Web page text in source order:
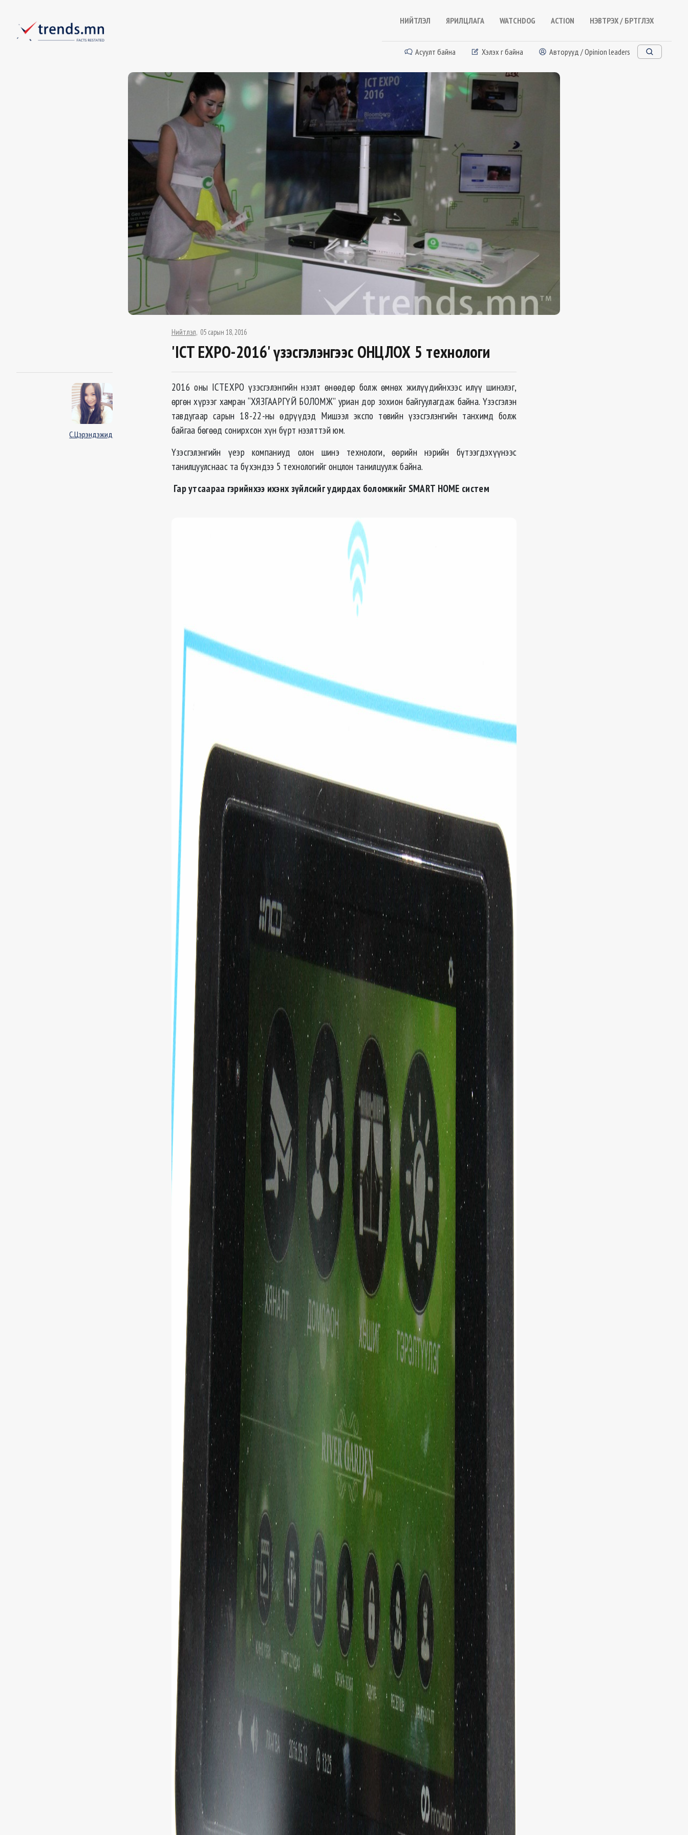
НИЙТЛЭЛ ЯРИЛЦЛАГА WATCHDOG ACTION НЭВТРЭХ / БҮРТГҮҮЛЭХ
Асуулт байна Хэлэх үг байна Авторууд / Opinion leaders
Нийтлэл 05 сарын 18, 2016
'ICT EXPO-2016' үзэсгэлэнгээс ОНЦЛОХ 5 технологи
С.Цэрэндэжид
2016 оны ICTEXPO үзэсгэлэнгийн нээлт өнөөдөр болж өмнөх жилүүдийнхээс илүү шинэлэг,
өргөн хүрээг хамран “ХЯЗГААРГҮЙ БОЛОМЖ” уриан дор зохион байгуулагдаж байна. Үзэсгэлэн
тавдугаар сарын 18-22-ны өдрүүдэд Мишээл экспо төвийн үзэсгэлэнгийн танхимд болж
байгаа бөгөөд сонирхсон хүн бүрт нээлттэй юм.
Үзэсгэлэнгийн үеэр компаниуд олон шинэ технологи, өөрийн нэрийн бүтээгдэхүүнээс
танилцуулснаас та бүхэндээ 5 технологийг онцлон танилцуулж байна.
Гар утсаараа гэрийнхээ ихэнх зүйлсийг удирдах боломжийг SMART HOME систем